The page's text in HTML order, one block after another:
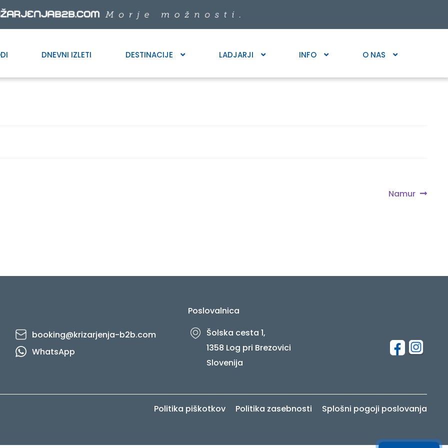
DNEVNI IZLETI DESTINACIJE LADJARJI INFO O NAS
Next
Namur
booking@krizarjenja-b2b.com
WhatsApp
Poslovalnica
Šolska cesta 1,
1358 Log pri Brezovici
Slovenija
Politika piškotkov Politika zasebnosti Splošni pogoji poslovanja